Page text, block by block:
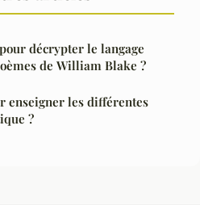
décrypter le langage
de William Blake ?
enseigner les différentes
?